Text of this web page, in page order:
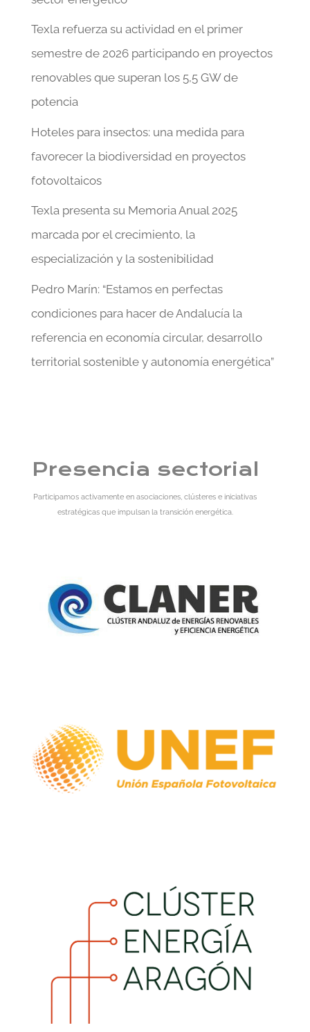
Texla refuerza su actividad en el primer
semestre de 2026 participando en proyectos
renovables que superan los 5,5 GW de
potencia
Hoteles para insectos: una medida para
favorecer la biodiversidad en proyectos
fotovoltaicos
Texla presenta su Memoria Anual 2025
marcada por el crecimiento, la
especialización y la sostenibilidad
Pedro Marín: “Estamos en perfectas
condiciones para hacer de Andalucía la
referencia en economía circular, desarrollo
territorial sostenible y autonomía energética”
Presencia sectorial
Participamos activamente en asociaciones, clústeres e iniciativas
estratégicas que impulsan la transición energética.